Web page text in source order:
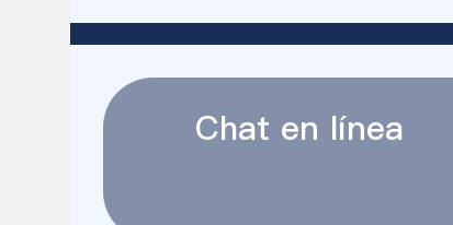
Chat en línea